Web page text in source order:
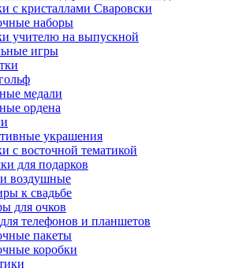
с кристаллами Сваровски
наборы
учителю на выпускной
игры
медали
ордена
украшения
с восточной тематикой
для подарков
воздушные
к свадьбе
для очков
телефонов и планшетов
пакеты
коробки